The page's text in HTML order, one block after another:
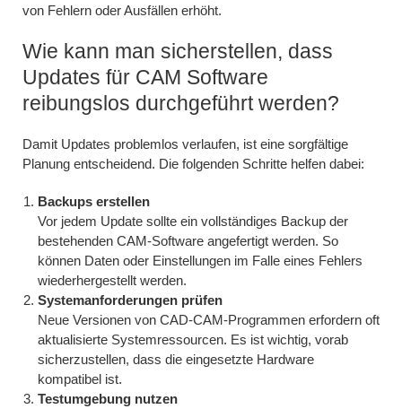
von Fehlern oder Ausfällen erhöht.
Wie kann man sicherstellen, dass
Updates für CAM Software
reibungslos durchgeführt werden?
Damit Updates problemlos verlaufen, ist eine sorgfältige
Planung entscheidend. Die folgenden Schritte helfen dabei:
Backups erstellen
Vor jedem Update sollte ein vollständiges Backup der
bestehenden CAM-Software angefertigt werden. So
können Daten oder Einstellungen im Falle eines Fehlers
wiederhergestellt werden.
Systemanforderungen prüfen
Neue Versionen von CAD-CAM-Programmen erfordern oft
aktualisierte Systemressourcen. Es ist wichtig, vorab
sicherzustellen, dass die eingesetzte Hardware
kompatibel ist.
Testumgebung nutzen